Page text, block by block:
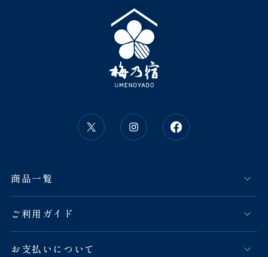
商品一覧
ご利用ガイド
お支払いについて